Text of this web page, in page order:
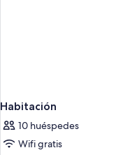
Habitación
10 huéspedes
Wifi gratis